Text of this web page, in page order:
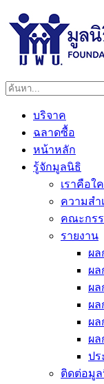
บริจาค
ฉลาดซื้อ
หน้าหลัก
รู้จักมูลนิธิ
เราคือใ
ความสำ
คณะกร
รายงาน
ผล
ผล
ผล
ผล
ผล
ผล
ปร
ติดต่อมู